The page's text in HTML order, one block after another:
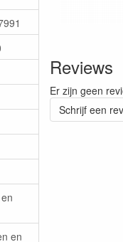
en
Reviews
Er zijn geen
Schrijf een